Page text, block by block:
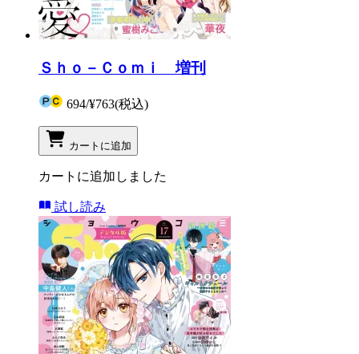
Ｓｈｏ－Ｃｏｍｉ 増刊
694/¥763(税込)
カートに追加
カートに追加しました
試し読み